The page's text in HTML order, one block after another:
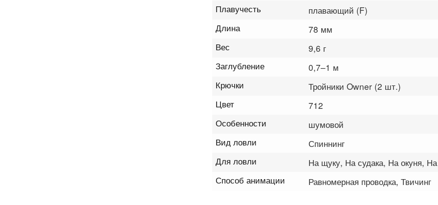
Плавучесть
плавающий (F)
Длина
78 мм
Вес
9,6 г
Заглубление
0,7–1 м
Крючки
Тройники Owner (2 шт.)
Цвет
712
Особенности
шумовой
Вид ловли
Спиннинг
Для ловли
На щуку, На судака, На окуня, На
Способ анимации
Равномерная проводка, Твичинг